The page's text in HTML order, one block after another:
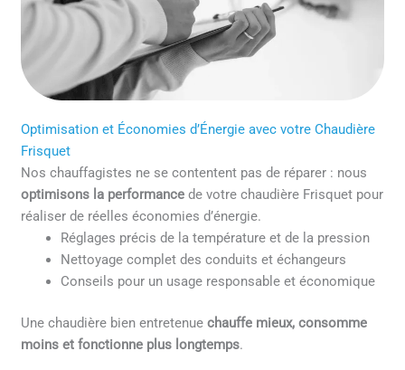
Optimisation et Économies d’Énergie avec votre Chaudière
Frisquet
Nos chauffagistes ne se contentent pas de réparer : nous
optimisons la performance de votre chaudière Frisquet pour
réaliser de réelles économies d’énergie.
Réglages précis de la température et de la pression
Nettoyage complet des conduits et échangeurs
Conseils pour un usage responsable et économique
Une chaudière bien entretenuechauffe mieux, consomme
moins et fonctionne plus longtemps.